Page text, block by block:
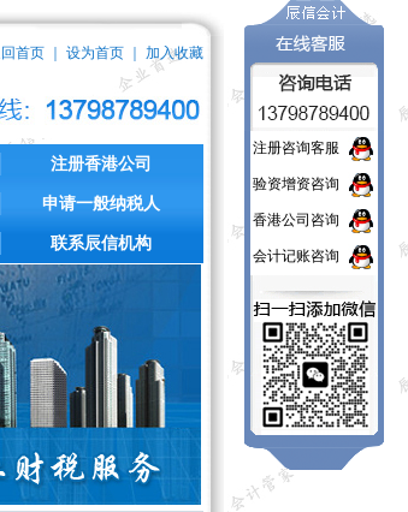
首页｜ 设为首页｜ 加入收藏
注册香港公司
申请一般纳税人
联系辰信机构
注册咨询客服
验资增资咨询
香港公司咨询
会计记账咨询